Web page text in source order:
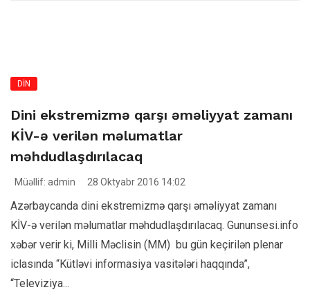
DİN
Dini ekstremizmə qarşı əməliyyat zamanı
KİV-ə verilən məlumatlar
məhdudlaşdırılacaq
Müəllif: admin 28 Oktyabr 2016 14:02
Azərbaycanda dini ekstremizmə qarşı əməliyyat zamanı
KİV-ə verilən məlumatlar məhdudlaşdırılacaq. Gununsesi.info
xəbər verir ki, Milli Məclisin (MM) bu gün keçirilən plenar
iclasında “Kütləvi informasiya vasitələri haqqında”,
“Televiziya...